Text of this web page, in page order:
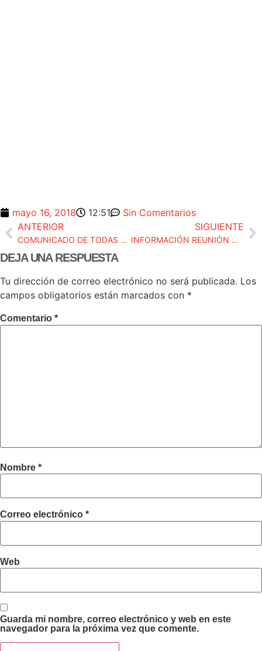
mayo 16, 2018 12:51
Sin Comentarios
ANTERIOR
COMUNICADO DE TODAS LAS ASOCIACIONES EN RELACIÓN CON LAS DECLARACIONES DEL MINISTRO DE JUSTICIA
SIGUIENTE
INFORMACIÓN REUNIÓN CONSEJO FISCAL 10/05/2018
DEJA UNA RESPUESTA
Tu dirección de correo electrónico no será publicada. Los
campos obligatorios están marcados con *
Comentario *
Nombre *
Correo electrónico *
Web
Guarda mi nombre, correo electrónico y web en este
navegador para la próxima vez que comente.